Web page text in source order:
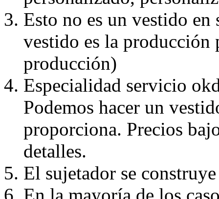
Esto no es un vestido
vestido es la producción
producción)
Especialidad servicio
Podemos hacer un
proporciona. Precios
detalles.
El sujetador se